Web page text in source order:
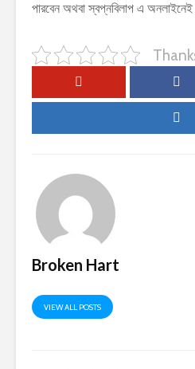
পারবেন অথবা স্বপ্নবিলাপ এ
Broken Hart
VIEW ALL POSTS